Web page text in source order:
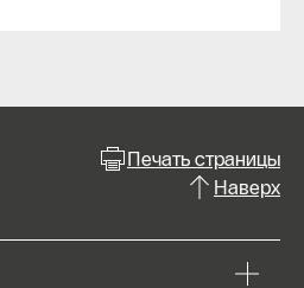
Печать страницы
Наверх